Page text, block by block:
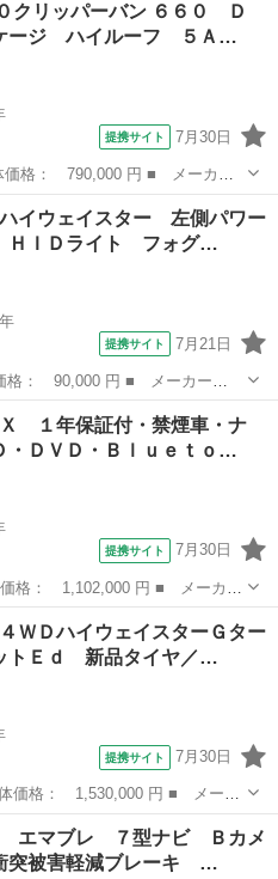
ディション ９インチナビ アラ
クリッパーバン ６６０ Ｄ
ージ ハイルーフ ５Ａ…
提携サイト 7月30日
クリッパーバン ■ グレード
ハイルーフ ５ＡＧＳ車 社
ハイウェイスター 左側パワー
ＨＩＤライト フォグ…
提携サイト 7月21日
グレード名： ハイウェイス
Ｄライト フォグ 純正１４Ａ
Ｘ １年保証付・禁煙車・ナ
・ＤＶＤ・Ｂｌｕｅｔｏ…
提携サイト 7月30日
■ グレード名： Ｘ １年保証
Ｄ・Ｂｌｕｅｔｏｏｔｈ・アラ
ＷＤハイウェイスターＧター
トＥｄ 新品タイヤ／…
提携サイト 7月30日
■ グレード名： ４ＷＤハイ
トＥｄ 新品タイヤ／保証書／純
エマブレ ７型ナビ Ｂカメ
被害軽減ブレーキ …